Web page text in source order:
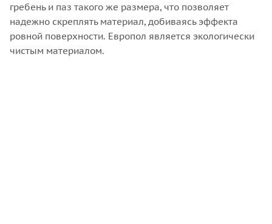
гребень и паз такого же размера, что позволяет
надежно скреплять материал, добиваясь эффекта
ровной поверхности. Европол является экологически
чистым материалом.